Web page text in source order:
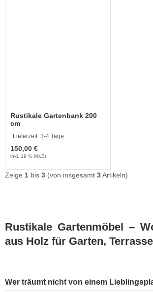
Rustikale Gartenbank 200
cm
Lieferzeit: 3-4 Tage
150,00 €
inkl. 19 % MwSt.
Zeige 1 bis 3 (von insgesamt 3Artikeln)
Rustikale Gartenmöbel –
aus Holz für Garten,
Wer träumt nicht von einem